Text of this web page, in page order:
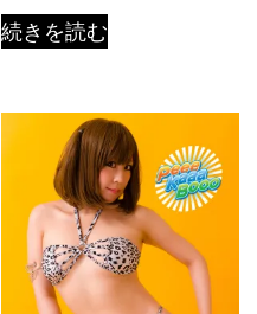
続きを読む